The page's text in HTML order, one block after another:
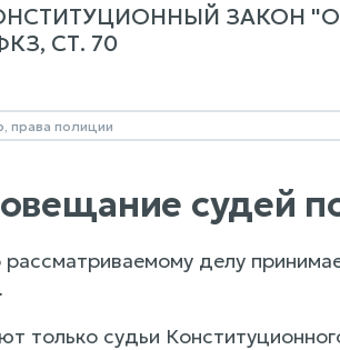
ЗАКОН
СТ. 70
судей
делу
только судьи